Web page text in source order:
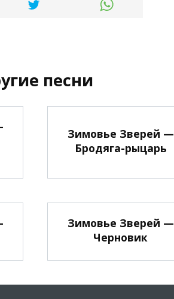
песни
Зимовье Зверей —
Бродяга-рыцарь
Зимовье Зверей —
Черновик